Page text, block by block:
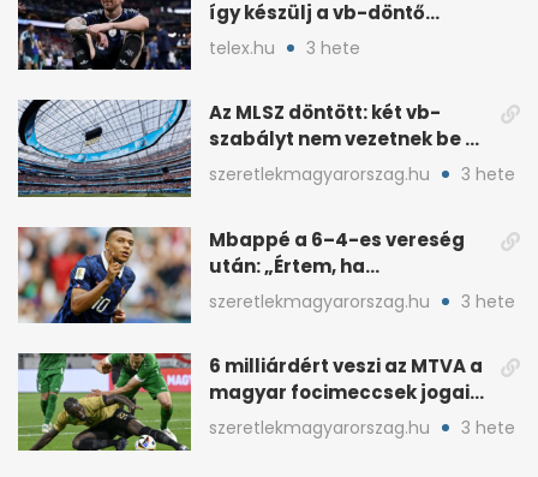
így készülj a vb-döntő
taktikai csatájára
telex.hu 3 hete
Az MLSZ döntött: két vb-
szabályt nem vezetnek be az
NB I-ben
szeretlekmagyarorszag.hu 3 hete
Mbappé a 6–4-es vereség
után: „Értem, ha
pofátlanságnak tűnt”
szeretlekmagyarorszag.hu 3 hete
6 milliárdért veszi az MTVA a
magyar focimeccsek jogait
a 2026–27-es idényre
szeretlekmagyarorszag.hu 3 hete